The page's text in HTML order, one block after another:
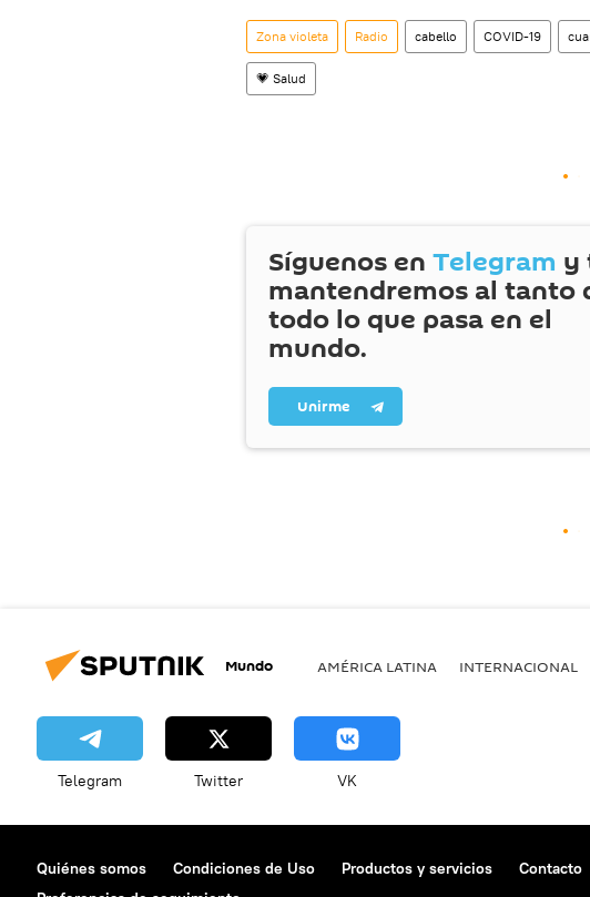
Zona violeta Radio cabello COVID-19
💗 Salud
Síguenos en Telegram y
mantendremos al tanto
todo lo que pasa en el
mundo.
Unirme
Mundo AMÉRICA LATINA INTERNACIONAL
Telegram Twitter VK
Quiénes somos Condiciones de Uso Productos y servicios Contacto